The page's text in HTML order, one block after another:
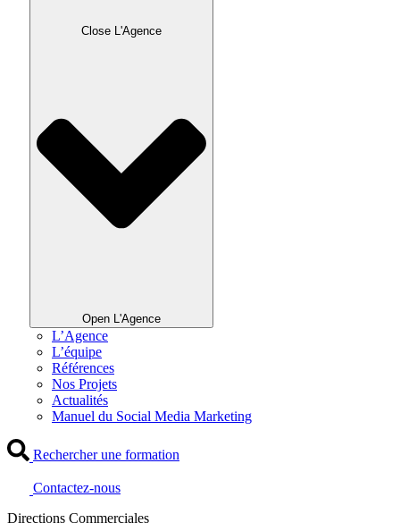
Close L'Agence
Open L'Agence
L’Agence
L’équipe
Références
Nos Projets
Actualités
Manuel du Social Media Marketing
Rechercher une formation
Contactez-nous
Directions Commerciales